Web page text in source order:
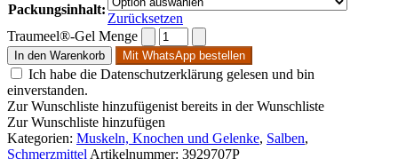
Packungsinhalt:
Zurücksetzen
Traumeel®-Gel Menge
In den Warenkorb Mit WhatsApp bestellen
Ich habe die Datenschutzerklärung gelesen und bin
einverstanden.
Zur Wunschliste hinzufügenist bereits in der Wunschliste
Zur Wunschliste hinzufügen
Kategorien: Muskeln, Knochen und Gelenke, Salben,
Schmerzmittel Artikelnummer: 3929707P